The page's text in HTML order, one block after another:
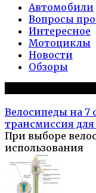
Автомобили
Вопросы про
Интересное
Мотоциклы
Новости
Обзоры
Велосипеды на 7
трансмиссия
При выборе
использования